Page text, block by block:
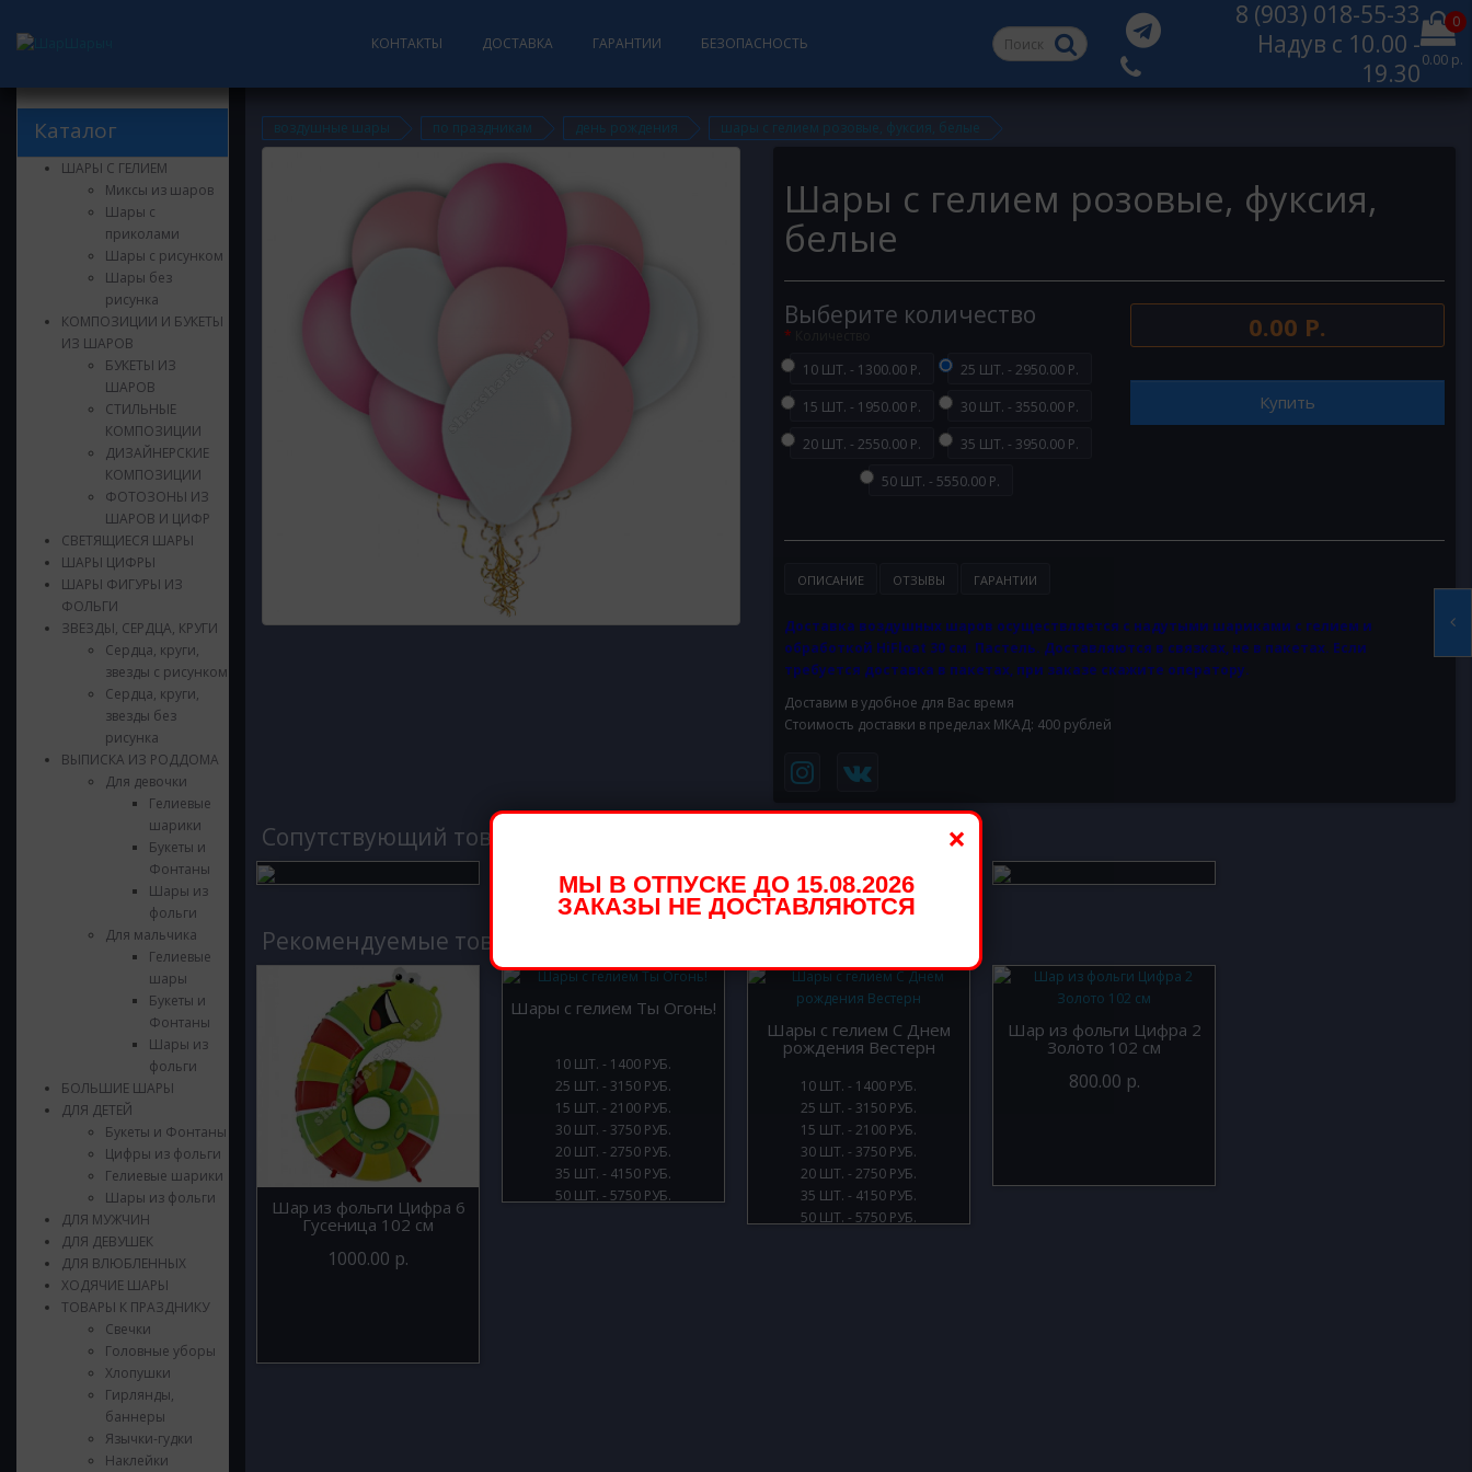
КОНТАКТЫ ДОСТАВКА ГАРАНТИИ БЕЗОПАСНОСТЬ
8 (903) 018-55-33
Надув с 10.00 -
19.30
0
0.00 р.
Каталог
ШАРЫ С ГЕЛИЕМ
Миксы из шаров
Шары с
приколами
Шары с рисунком
Шары без
рисунка
КОМПОЗИЦИИ И БУКЕТЫ
ИЗ ШАРОВ
БУКЕТЫ ИЗ
ШАРОВ
СТИЛЬНЫЕ
КОМПОЗИЦИИ
ДИЗАЙНЕРСКИЕ
КОМПОЗИЦИИ
ФОТОЗОНЫ ИЗ
ШАРОВ И ЦИФР
СВЕТЯЩИЕСЯ ШАРЫ
ШАРЫ ЦИФРЫ
ШАРЫ ФИГУРЫ ИЗ
ФОЛЬГИ
ЗВЕЗДЫ, СЕРДЦА, КРУГИ
Сердца, круги,
звезды с рисунком
Сердца, круги,
звезды без
рисунка
ВЫПИСКА ИЗ РОДДОМА
Для девочки
Гелиевые
шарики
Букеты и
Фонтаны
Шары из
фольги
Для мальчика
Гелиевые
шары
Букеты и
Фонтаны
Шары из
фольги
БОЛЬШИЕ ШАРЫ
ДЛЯ ДЕТЕЙ
Букеты и Фонтаны
Цифры из фольги
Гелиевые шарики
Шары из фольги
ДЛЯ МУЖЧИН
ДЛЯ ДЕВУШЕК
ДЛЯ ВЛЮБЛЕННЫХ
ХОДЯЧИЕ ШАРЫ
ТОВАРЫ К ПРАЗДНИКУ
Свечки
Головные уборы
Хлопушки
Гирлянды,
баннеры
Язычки-гудки
Наклейки
воздушные шары по праздникам день рождения шары с гелием розовые, фуксия, белые
Шары с гелием розовые, фуксия,
белые
Выберите количество
10 ШТ. - 1300.00 Р.
15 ШТ. - 1950.00 Р.
20 ШТ. - 2550.00 Р.
25 ШТ. - 2950.00 Р.
30 ШТ. - 3550.00 Р.
35 ШТ. - 3950.00 Р.
50 ШТ. - 5550.00 Р.
0.00 Р.
Купить
ОПИСАНИЕ ОТЗЫВЫ ГАРАНТИИ
Доставка воздушных шаров осуществляется с надутыми шариками с гелием и
обработкой HiFloat 30 см. Пастель. Доставляются в связках, не в пакетах. Если
требуется доставка в пакетах, при заказе скажите оператору.
Доставим в удобное для Вас время
Стоимость доставки в пределах МКАД: 400 рублей
Cопутствующий товар
Рекомендуемые товары
Шар из фольги Цифра 6
Гусеница 102 см
1000.00 р.
Шары с гелием Ты Огонь!
10 ШТ. - 1400 РУБ.
15 ШТ. - 2100 РУБ.
20 ШТ. - 2750 РУБ.
25 ШТ. - 3150 РУБ.
30 ШТ. - 3750 РУБ.
35 ШТ. - 4150 РУБ.
50 ШТ. - 5750 РУБ.
Шары с гелием С Днем
рождения Вестерн
10 ШТ. - 1400 РУБ.
15 ШТ. - 2100 РУБ.
20 ШТ. - 2750 РУБ.
25 ШТ. - 3150 РУБ.
30 ШТ. - 3750 РУБ.
35 ШТ. - 4150 РУБ.
50 ШТ. - 5750 РУБ.
Шар из фольги Цифра 2
Золото 102 см
800.00 р.
×
МЫ В ОТПУСКЕ ДО 15.08.2026
ЗАКАЗЫ НЕ ДОСТАВЛЯЮТСЯ